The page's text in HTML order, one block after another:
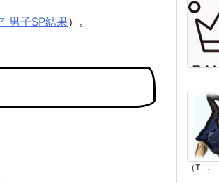
男子SP結果）。
（T ...